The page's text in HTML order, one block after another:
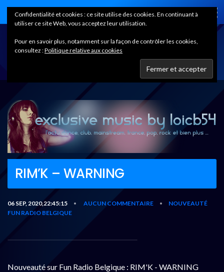
Home
RIM’K – WARNING
06 SEP, 2020,22:45:15 • AUCUN COMMENTAIRE •
NOUVEAUTÉ
FUN RADIO BELGIQUE
Nouveauté sur Fun Radio Belgique : RIM'K - WARNING
Confidentialité et cookies : ce site utilise des cookies. En continuant à
utiliser ce site Web, vous acceptez leur utilisation.
Pour en savoir plus, notamment sur la façon de contrôler les cookies,
consultez :Politique relative aux cookies